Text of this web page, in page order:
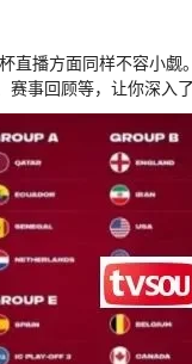
播方面同样不容小觑
事回顾等，让你深入了